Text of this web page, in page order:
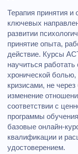
Терапия принятия
ключевых
развитии
принятие опыта,
действие. Курсы
научиться
хронической
кризисами, не
изменение
соответствии с
программы
базовые
квалификации и
удостоверением.